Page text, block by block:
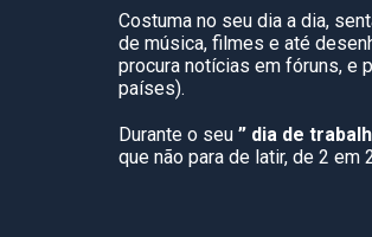
Costuma no seu dia a dia,
de música, filmes e até
procura notícias em fóruns, e
países).
Durante o seu ” dia de
que não para de latir, de 2